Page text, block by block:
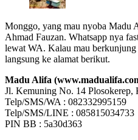
Monggo, yang mau nyoba Madu
Ahmad Fauzan. Whatsapp nya
lewat WA. Kalau mau berkunjung
langsung ke alamat berikut.
Madu Alifa
Jl. Kemuning No. 14 Plosokerep,
Telp/SMS/WA : 082332995159
Telp/SMS/LINE : 085815034733
PIN BB : 5a30d363